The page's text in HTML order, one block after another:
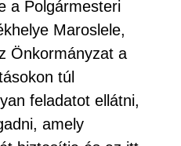
a Polgármesteri
Maroslele,
Önkormányzat a
túl
feladatot ellátni,
amely